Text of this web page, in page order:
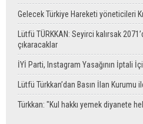
Gelecek Türkiye Hareketi yöneticileri
Lütfü TÜRKKAN: Seyirci kalırsak
çıkaracaklar
İYİ Parti, Instagram Yasağının İptali
Lütfü Türkkan’dan Basın İlan
Türkkan: "Kul hakkı yemek diyanete